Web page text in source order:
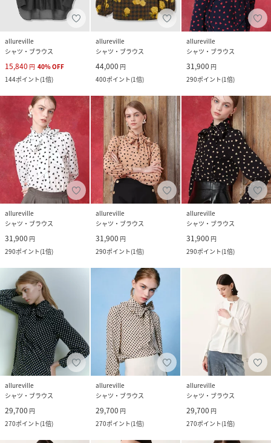
allureville
シャツ・ブラウス
15,840 円 40%OFF
144ポイント(1倍)
allureville
シャツ・ブラウス
44,000 円
400ポイント(1倍)
allureville
シャツ・ブラウス
31,900 円
290ポイント(1倍)
allureville
シャツ・ブラウス
31,900 円
290ポイント(1倍)
allureville
シャツ・ブラウス
31,900 円
290ポイント(1倍)
allureville
シャツ・ブラウス
31,900 円
290ポイント(1倍)
allureville
シャツ・ブラウス
29,700 円
270ポイント(1倍)
allureville
シャツ・ブラウス
29,700 円
270ポイント(1倍)
allureville
シャツ・ブラウス
29,700 円
270ポイント(1倍)